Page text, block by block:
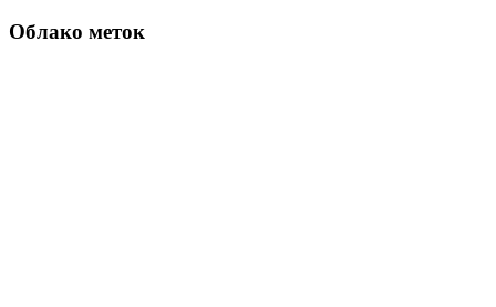
Облако меток